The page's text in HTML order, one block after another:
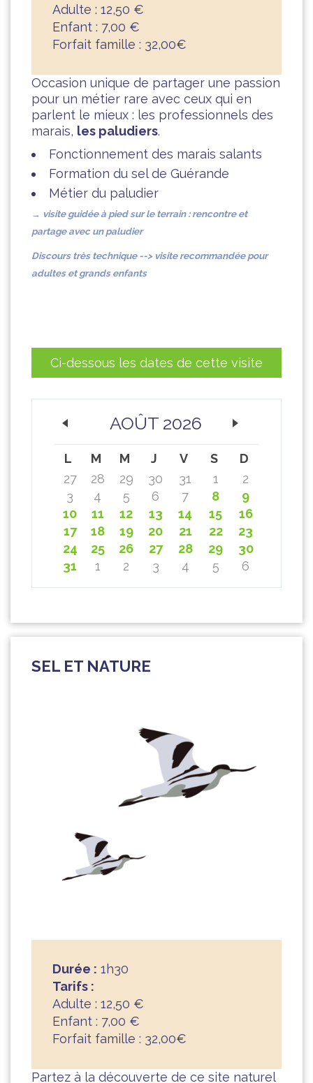
Adulte : 12,50 €
Enfant : 7,00 €
Forfait famille : 32,00€
Occasion unique de partager une passion
pour un métier rare avec ceux qui en
parlent le mieux : les professionnels des
marais, les paludiers.
Fonctionnement des marais salants
Formation du sel de Guérande
Métier du paludier
→ visite guidée à pied surle terrain : rencontre et
partage avec un paludier
Discours très technique --> visite recommandée pour
adultes et grands enfants
Ci-dessous les dates de cette visite
AOÛT 2026
L M M J V S
D
27
28 29 30 31 1
2
3
4 5 6 7 8
9
10
11 12 13 14 15
16
17
18 19 20 21 22
23
24
25 26 27 28 29
30
31
1 2 3 4 5 6
SEL ET NATURE
Durée : 1h30
Tarifs :
Adulte : 12,50 €
Enfant : 7,00 €
Forfait famille : 32,00€
Partez à la découverte de ce site naturel